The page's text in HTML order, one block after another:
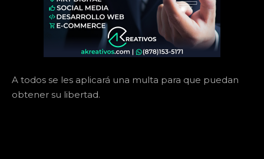
A todos se les aplicará una multa para que puedan
obtener su libertad.